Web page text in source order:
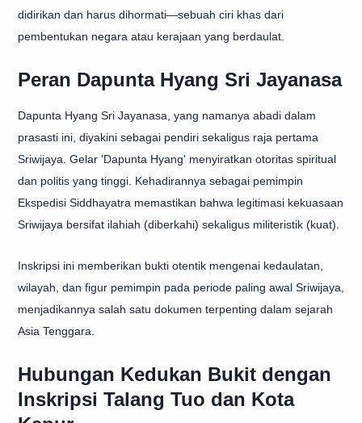
didirikan dan harus dihormati—sebuah ciri khas dari
pembentukan negara atau kerajaan yang berdaulat.
Peran Dapunta Hyang Sri Jayanasa
Dapunta Hyang Sri Jayanasa, yang namanya abadi dalam
prasasti ini, diyakini sebagai pendiri sekaligus raja pertama
Sriwijaya. Gelar 'Dapunta Hyang' menyiratkan otoritas spiritual
dan politis yang tinggi. Kehadirannya sebagai pemimpin
Ekspedisi Siddhayatra memastikan bahwa legitimasi kekuasaan
Sriwijaya bersifat ilahiah (diberkahi) sekaligus militeristik (kuat).
Inskripsi ini memberikan bukti otentik mengenai kedaulatan,
wilayah, dan figur pemimpin pada periode paling awal Sriwijaya,
menjadikannya salah satu dokumen terpenting dalam sejarah
Asia Tenggara.
Hubungan Kedukan Bukit dengan
Inskripsi Talang Tuo dan Kota